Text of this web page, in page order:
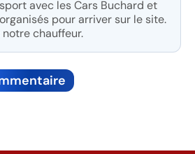
avec les Cars Buchard et
pour arriver sur le site.
chauffeur.